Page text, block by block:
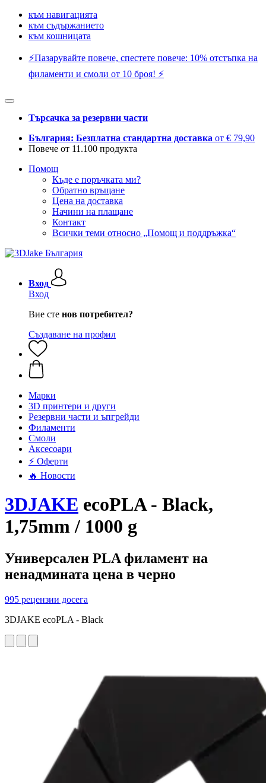
към навигацията
към съдържанието
към кошницата
⚡️Пазарувайте повече, спестете повече: 10% отстъпка на
филаменти и смоли от 10 броя! ⚡️
Търсачка за резервни части
България: Безплатна стандартна доставка от € 79,90
Повече от 11.100 продукта
Помощ
Къде е поръчката ми?
Обратно връщане
Цена на доставка
Начини на плащане
Контакт
Всички теми относно „Помощ и поддръжка“
Вход
Вход
Вие сте нов потребител?
Създаване на профил
Mарки
3D принтери и други
Резервни части и ъпгрейди
Филаменти
Смоли
Аксесоари
⚡ Оферти
🔥 Новости
3DJAKE ecoPLA - Black,
1,75mm / 1000 g
Универсален PLA филамент на
ненадмината цена в черно
995 рецензии досега
3DJAKE ecoPLA - Black